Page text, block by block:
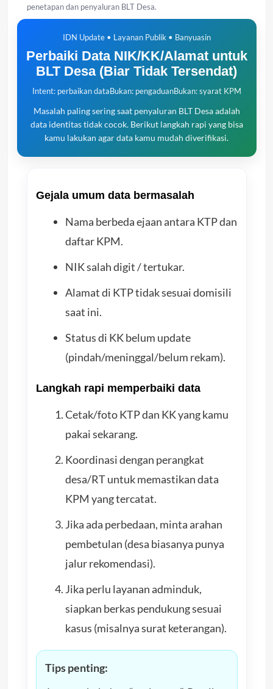
penetapan dan penyaluran BLT Desa.
IDN Update • Layanan Publik • Banyuasin
Perbaiki Data NIK/KK/Alamat untuk
BLT Desa (Biar Tidak Tersendat)
Intent: perbaikan dataBukan: pengaduanBukan: syarat KPM
Masalah paling sering saat penyaluran BLT Desa adalah
data identitas tidak cocok. Berikut langkah rapi yang bisa
kamu lakukan agar data kamu mudah diverifikasi.
Gejala umum data bermasalah
Nama berbeda ejaan antara KTP dan
daftar KPM.
NIK salah digit / tertukar.
Alamat di KTP tidak sesuai domisili
saat ini.
Status di KK belum update
(pindah/meninggal/belum rekam).
Langkah rapi memperbaiki data
Cetak/foto KTP dan KK yang kamu
pakai sekarang.
Koordinasi dengan perangkat
desa/RT untuk memastikan data
KPM yang tercatat.
Jika ada perbedaan, minta arahan
pembetulan (desa biasanya punya
jalur rekomendasi).
Jika perlu layanan adminduk,
siapkan berkas pendukung sesuai
kasus (misalnya surat keterangan).
Tips penting: